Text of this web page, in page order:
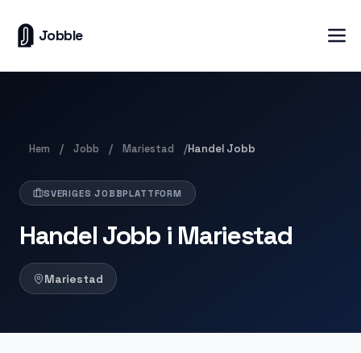
Jobble
Hem / Jobb / Mariestad /Handel Jobb
SVERIGES JOBBPLATTFORM
Handel Jobb i Mariestad
Mariestad